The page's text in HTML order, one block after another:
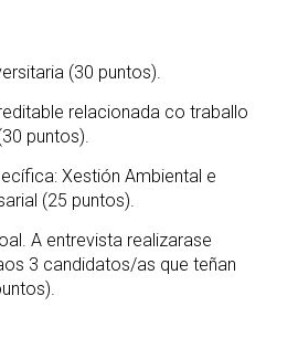
(30 puntos).
relacionada co traballo
puntos).
Xestión Ambiental e
(25 puntos).
A entrevista realizarase
3 candidatos/as que teñan